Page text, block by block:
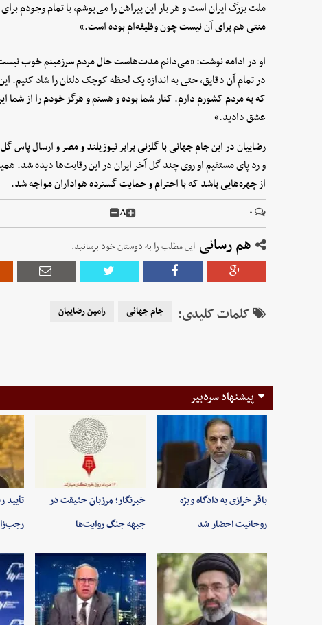
ملت بزرگ ایران است و هر بار این پیراهن را می‌پوشم، با تمام وجودم
منتی هم برای آن نیست چون وظیفه‌ام بوده است.»
او در ادامه نوشت: «می‌دانم مدت‌هاست حال مردم سرزمینم خوب نیست
در تمام آن دقایق، حتی به اندازه یک لحظه کوچک دلتان را شاد کنیم.
که به مردم کشورم دارم. کنار شما بوده و هستم و هرگز خودم را از شما
عشق دادید.»
رضاییان در این جام جهانی با گلزنی برابر نیوزیلند و مصر و ارسال
و رد پای مستقیم او روی چند گل آخر ایران در این رقابت‌ها دیده شد.
از چهره‌هایی باشد که با احترام و حمایت گسترده هواداران مواجه شد.
۰ A
هم رسانی این مطلب را به دوستان خود برسانید.
کلمات کلیدی: جام جهانی رامین رضاییان
پیشنهاد سردبیر
باقر خرازی به دادگاه ویژه
روحانیت احضار شد
خبرنگار؛ مرزبان حقیقت در
جبهه جنگ روایت‌ها